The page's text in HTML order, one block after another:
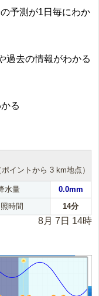
予測が1日毎にわか
過去の情報がわかる
る
ポイントから 3 km地点）
水量
0.0mm
時間 14分
8月 7日 14時